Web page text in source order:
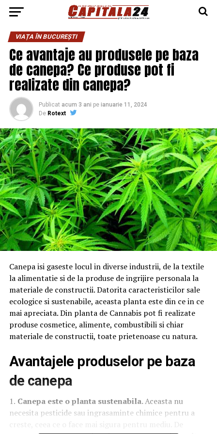
VIAȚA ÎN BUCUREȘTI
Ce avantaje au produsele pe baza
de canepa? Ce produse pot fi
realizate din canepa?
Publicat acum 3 ani pe ianuarie 11, 2024
De Rotext
Canepa isi gaseste locul in diverse industrii, de la textile
la alimentatie si de la produse de ingrijire personala la
materiale de constructii. Datorita caracteristicilor sale
ecologice si sustenabile, aceasta planta este din ce in ce
mai apreciata. Din planta de Cannabis pot fi realizate
produse cosmetice, alimente, combustibili si chiar
materiale de constructii, toate prietenoase cu natura.
Avantajele produselor pe baza
de canepa
1. Canepa este oplantasustenabila.Aceasta nu
necesita pesticide sau ingrasaminte chimice pentru a